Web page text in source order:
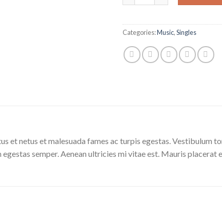
Categories:Music,Singles
et netus et malesuada fames ac turpis egestas. Vestibulum
semper. Aenean ultricies mi vitae est. Mauris placerat